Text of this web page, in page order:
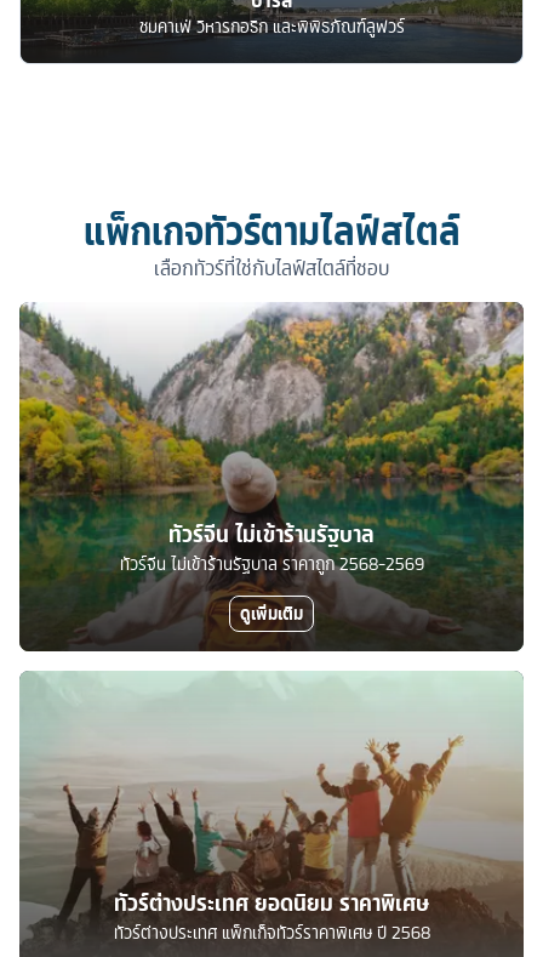
ชมคาเฟ่ วิหารกอธิก และพิพิธภัณฑ์ลูฟวร์
แพ็กเกจทัวร์ตามไลฟ์สไตล์
เลือกทัวร์ที่ใช่กับไลฟ์สไตล์ที่ชอบ
ทัวร์จีน ไม่เข้าร้านรัฐบาล
ทัวร์จีน ไม่เข้าร้านรัฐบาล ราคาถูก 2568-2569
ดูเพิ่มเติม
ทัวร์ต่างประเทศ ยอดนิยม ราคาพิเศษ
ทัวร์ต่างประเทศ แพ็กเก็จทัวร์ราคาพิเศษ ปี 2568